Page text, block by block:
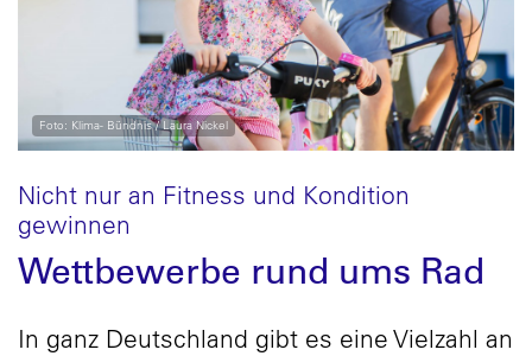
Nicht nur an Fitness und Kondition
gewinnen
Wettbewerbe rund ums Rad
In ganz Deutschland gibt es eine Vielzahl an
Foto: Klima- Bündnis / Laura Nickel